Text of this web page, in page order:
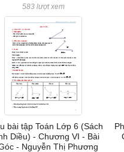
583 lượt xem
bài tập Toán Lớp 6 (Sách
Diều) - Chương VI - Bài
- Nguyễn Thị Phương